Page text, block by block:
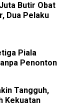
Butir Obat
Dua Pelaku
Piala
Penonton
Tangguh,
Kekuatan